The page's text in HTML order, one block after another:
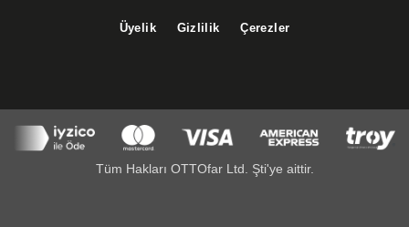
Üyelik Gizlilik Çerezler
Tüm Hakları OTTOfar Ltd. Şti'ye aittir.